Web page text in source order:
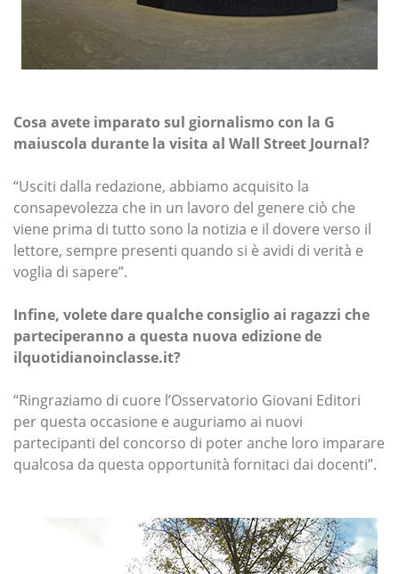
Cosa avete imparato sul giornalismo con la G
maiuscola durante la visita al Wall Street Journal?
“Usciti dalla redazione, abbiamo acquisito la
consapevolezza che in un lavoro del genere ciò che
viene prima di tutto sono la notizia e il dovere verso il
lettore, sempre presenti quando si è avidi di verità e
voglia di sapere”.
Infine, volete dare qualche consiglio ai ragazzi che
parteciperanno a questa nuova edizione de
ilquotidianoinclasse.it?
“Ringraziamo di cuore l’Osservatorio Giovani Editori
per questa occasione e auguriamo ai nuovi
partecipanti del concorso di poter anche loro imparare
qualcosa da questa opportunità fornitaci dai docenti”.